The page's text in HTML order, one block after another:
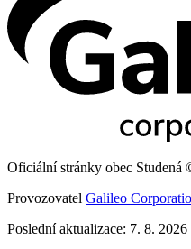
Oficiální stránky obec Studená
Provozovatel Galileo
Poslední aktualizace: 7. 8. 2026